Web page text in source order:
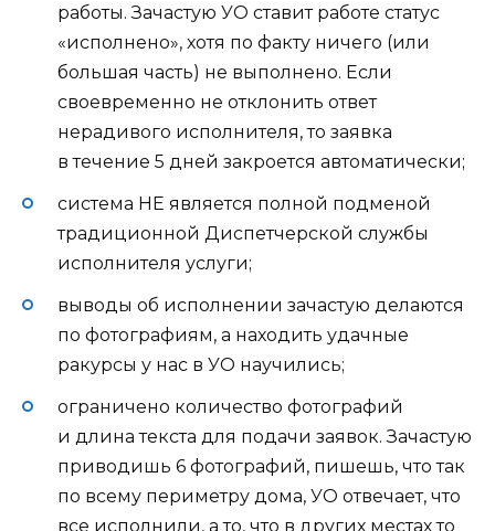
работы. Зачастую УО ставит работе статус
«исполнено», хотя по факту ничего (или
большая часть) не выполнено. Если
своевременно не отклонить ответ
нерадивого исполнителя, то заявка
в течение 5 дней закроется автоматически;
система НЕ является полной подменой
традиционной Диспетчерской службы
исполнителя услуги;
выводы об исполнении зачастую делаются
по фотографиям, а находить удачные
ракурсы у нас в УО научились;
ограничено количество фотографий
и длина текста для подачи заявок. Зачастую
приводишь 6 фотографий, пишешь, что так
по всему периметру дома, УО отвечает, что
все исполнили, а то, что в других местах то